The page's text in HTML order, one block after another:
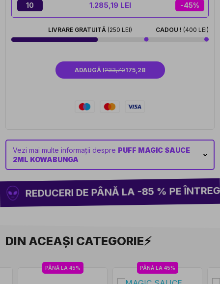
10 -45%
1.285,19 LEI
LIVRARE GRATUITĂ (250 LEI) CADOU ! (400 LEI)
ADAUGĂ I233,70175,28
Vezi mai multe informații despre PUFF MAGIC SAUCE
2ML KOWABUNGA
REDUCERI DE PÂNĂ LA -85 % PE ÎNTREG
DIN ACEAȘI CATEGORIE⚡
PÂNĂ LA 45% PÂNĂ LA 45%